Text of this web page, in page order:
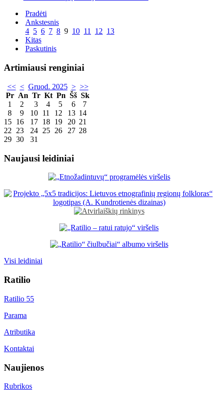
Pradėti
Ankstesnis
4 5 6 7 8 9 10 11 12 13
Kitas
Paskutinis
Artimiausi renginiai
<< < Gruod. 2025 > >>
Pr An Tr Kt Pn Šš Sk
1
2 3 4 5 6
7
8
9 10 11 12 13 14
15 16 17 18 19 20 21
22
23 24 25 26 27 28
29 30 31
Naujausi leidiniai
Visi leidiniai
Ratilio
Ratilio 55
Parama
Atributika
Kontaktai
Naujienos
Rubrikos